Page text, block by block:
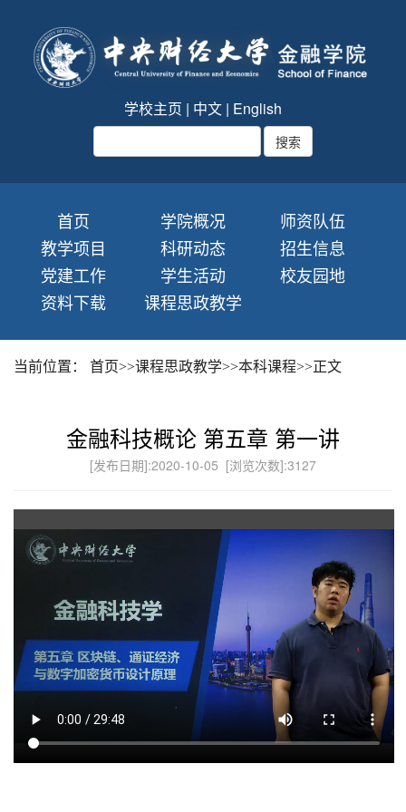
学校主页 | 中文 | English
首页 学院概况
师资队伍
教学项目
科研动态
招生信息
党建工作
学生活动
校友园地
资料下载
课程思政教学
当前位置： 首页>>课程思政教学>>本科课程>>正文
金融科技概论 第五章 第一讲
[发布日期]:2020-10-05 [浏览次数]:3127